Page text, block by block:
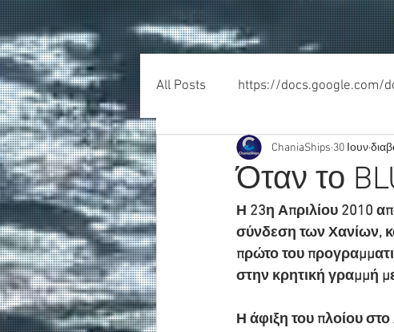
All Posts https://docs.google.com/
Όταν το
ChaniaShips 30 Ιουν
Η 23η Απριλίου 2010
σύνδεση των Χανίων,
πρώτο του
στην κρητική γραμμή
Η άφιξη του πλοίου